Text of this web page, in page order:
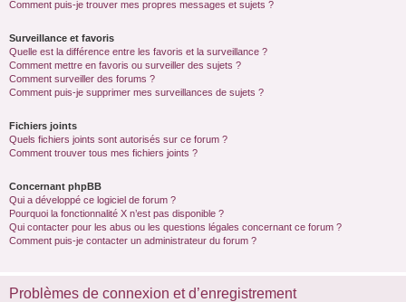
Comment puis-je trouver mes propres messages et sujets ?
Surveillance et favoris
Quelle est la différence entre les favoris et la surveillance ?
Comment mettre en favoris ou surveiller des sujets ?
Comment surveiller des forums ?
Comment puis-je supprimer mes surveillances de sujets ?
Fichiers joints
Quels fichiers joints sont autorisés sur ce forum ?
Comment trouver tous mes fichiers joints ?
Concernant phpBB
Qui a développé ce logiciel de forum ?
Pourquoi la fonctionnalité X n’est pas disponible ?
Qui contacter pour les abus ou les questions légales concernant ce forum ?
Comment puis-je contacter un administrateur du forum ?
Problèmes de connexion et d’enregistrement